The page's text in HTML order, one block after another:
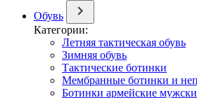
Обувь
Категории:
Летняя тактическая обувь
Зимняя обувь
Тактические ботинки
Мембранные ботинки и
Ботинки армейские